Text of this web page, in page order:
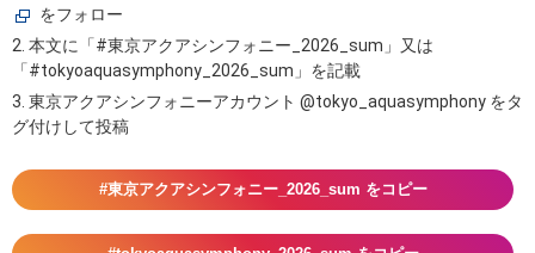
をフォロー
2. 本文に「#東京アクアシンフォニー_2026_sum」又は
「#tokyoaquasymphony_2026_sum」を記載
3. 東京アクアシンフォニーアカウント @tokyo_aquasymphony をタ
グ付けして投稿
#東京アクアシンフォニー_2026_sum をコピー